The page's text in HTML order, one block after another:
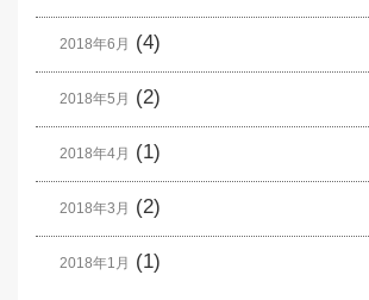
2018年6月 (4)
2018年5月 (2)
2018年4月 (1)
2018年3月 (2)
2018年1月 (1)